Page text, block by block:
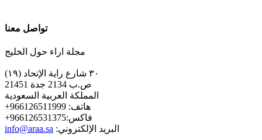
تواصل معنا
مجلة اراء حول الخليج
٣٠ شارع راية الإتحاد (١٩)
ص.ب 2134 جدة 21451
المملكة العربية السعودية
+هاتف: 966126511999
+فاكس:966126531375
info@araa.sa :البريد الإلكتروني